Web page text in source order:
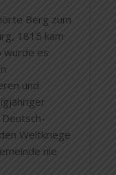
Berg zum
1815 kam
wurde es
und
Weltkriege
nie